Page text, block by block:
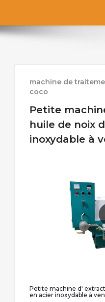
machine de
coco
Petite
huile de noix
inoxydable à
Petite machine d'
en acier inoxydable à